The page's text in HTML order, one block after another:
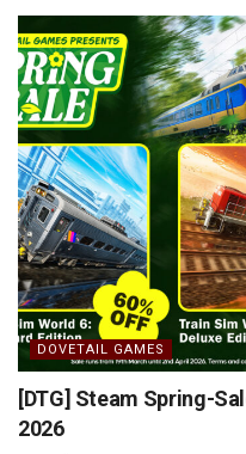
DOVETAIL GAMES
[DTG] Steam Spring-
2026